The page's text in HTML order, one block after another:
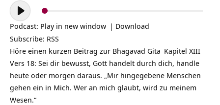
Audio-
Player
Podcast: Play in new window | Download
Subscribe: RSS
Höre einen kurzen Beitrag zur Bhagavad Gita Kapitel XIII
Vers 18: Sei dir bewusst, Gott handelt durch dich, handle
heute oder morgen daraus. „Mir hingegebene Menschen
gehen ein in Mich. Wer an mich glaubt, wird zu meinem
Wesen.“